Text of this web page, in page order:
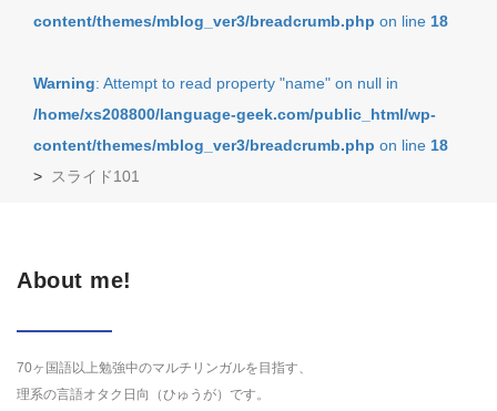
content/themes/mblog_ver3/breadcrumb.php on line 18
Warning: Attempt to read property "name" on null in
/home/xs208800/language-geek.com/public_html/wp-
content/themes/mblog_ver3/breadcrumb.php on line 18
>
スライド101
About me!
70ヶ国語以上勉強中のマルチリンガルを目指す、
理系の言語オタク日向（ひゅうが）です。